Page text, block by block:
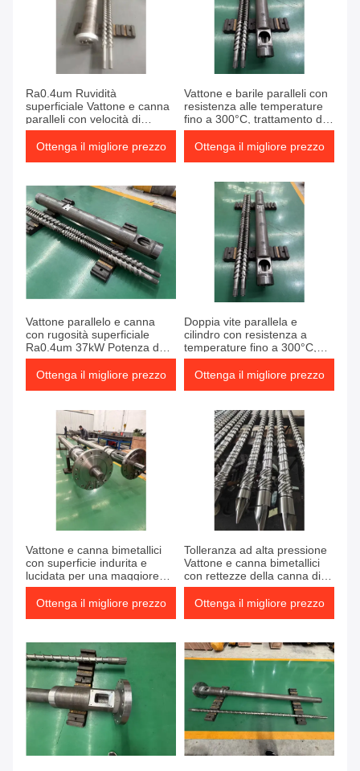
Ra0.4um Ruvidità
superficiale Vattone e canna
paralleli con velocità di
rotazione della vite da 0 a
600 giri al minuto e
Ottenga il migliore prezzo
Vattone e barile paralleli con
resistenza alle temperature
fino a 300°C, trattamento di
nitrurazione e 4 zone di
raffreddamento del barile
Ottenga il migliore prezzo
Vattone parallelo e canna
con rugosità superficiale
Ra0.4um 37kW Potenza del
motore principale e 4 zone di
raffreddamento del barile
Ottenga il migliore prezzo
Doppia vite parallela e
cilindro con resistenza a
temperature fino a 300°C,
trattamento di nitrurazione e
velocità di rotazione della vite
Ottenga il migliore prezzo
Vattone e canna bimetallici
con superficie indurita e
lucidata per una maggiore
resistenza all'usura e una
rettitudine della canna di 0,02
Ottenga il migliore prezzo
Tolleranza ad alta pressione
Vattone e canna bimetallici
con rettezze della canna di
0,02 mm/m e resistenza
all'usura migliorata per
Ottenga il migliore prezzo